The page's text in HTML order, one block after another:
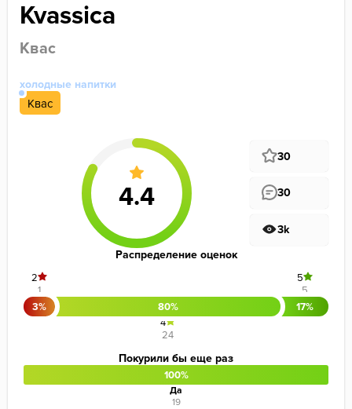
Kvassica
Квас
холодные напитки
Квас
30
30
3k
Распределение оценок
3%
2
1
80%
4
24
17%
5
5
Покурили бы еще раз
100%
Да
19